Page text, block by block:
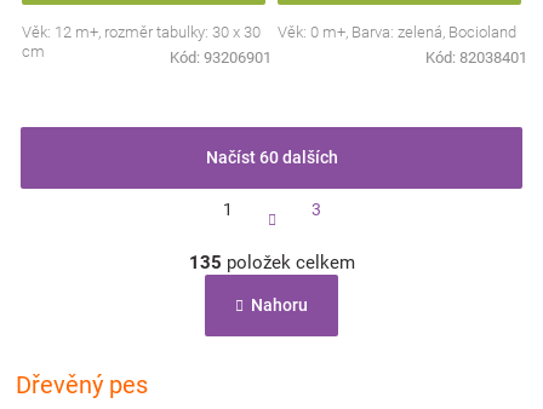
Věk: 12 m+, rozměr tabulky: 30 x 30
cm
Kód: 93206901
Věk: 0 m+, Barva: zelená, Bocioland
Kód: 82038401
v
á
d
Načíst 60 dalších
t
á
n
k
v
1 3
135 položek celkem
Nahoru
Dřevěný pes